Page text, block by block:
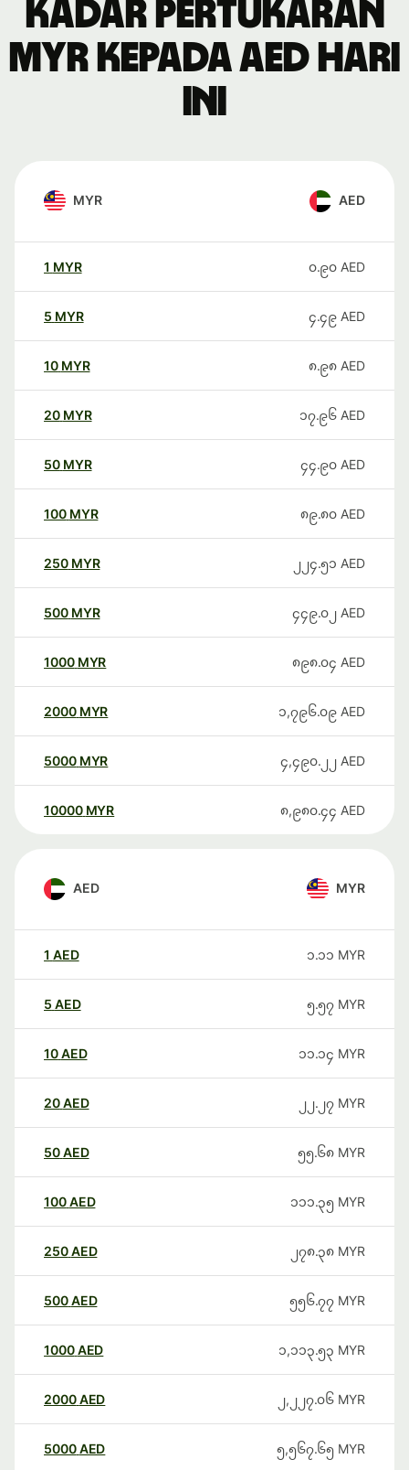
Kadar pertukaran
MYR kepada AED hari
ini
MYR AED
1 MYR ၀.၉၀ AED
5 MYR ၄.၄၉ AED
10 MYR ၈.၉၈ AED
20 MYR ၁၇.၉၆ AED
50 MYR ၄၄.၉၀ AED
100 MYR ၈၉.၈၀ AED
250 MYR ၂၂၄.၅၁ AED
500 MYR ၄၄၉.၀၂ AED
1000 MYR ၈၉၈.၀၄ AED
2000 MYR ၁,၇၉၆.၀၉ AED
5000 MYR ၄,၄၉၀.၂၂ AED
10000 MYR ၈,၉၈၀.၄၄ AED
AED MYR
1 AED ၁.၁၁ MYR
5 AED ၅.၅၇ MYR
10AED ၁၁.၁၄ MYR
20AED ၂၂.၂၇ MYR
50AED ၅၅.၆၈ MYR
100AED ၁၁၁.၃၅ MYR
250AED ၂၇၈.၃၈ MYR
500AED ၅၅၆.၇၇ MYR
1000AED ၁,၁၁၃.၅၃ MYR
2000AED ၂,၂၂၇.၀၆ MYR
5000AED ၅,၅၆၇.၆၅ MYR